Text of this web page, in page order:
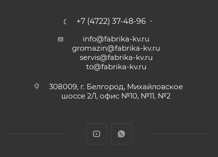
+7 (4722) 37-48-96
info@fabrika-kv.ru
gromazin@fabrika-kv.ru
servis@fabrika-kv.ru
to@fabrika-kv.ru
308009, г. Белгород, Михайловское
шоссе 2/1, офис №10, №11, №2